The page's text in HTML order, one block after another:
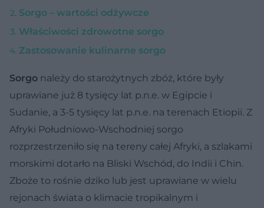
Sorgo – wartości odżywcze
Właściwości zdrowotne sorgo
Zastosowanie kulinarne sorgo
Sorgo należy do starożytnych zbóż, które były
uprawiane już 8 tysięcy lat p.n.e. w Egipcie i
Sudanie, a 3-5 tysięcy lat p.n.e. na terenach Etiopii. Z
Afryki Południowo-Wschodniej sorgo
rozprzestrzeniło się na tereny całej Afryki, a szlakami
morskimi dotarło na Bliski Wschód, do Indii i Chin.
Zboże to rośnie dziko lub jest uprawiane w wielu
rejonach świata o klimacie tropikalnym i